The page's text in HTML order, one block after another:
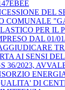
DEL
COMUNALE
PER IL
DAL 01/
AI SENSI
36/2023,
DI